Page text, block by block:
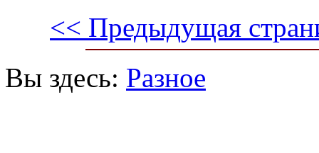
<< Предыдущая
Вы здесь: Разное